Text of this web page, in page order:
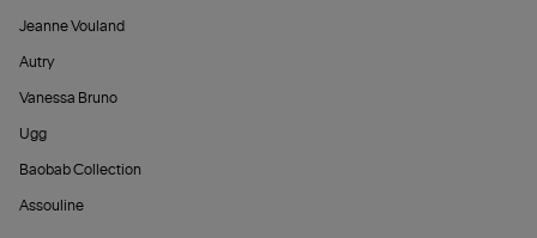
Jeanne Vouland
Autry
Vanessa Bruno
Ugg
Baobab Collection
Assouline